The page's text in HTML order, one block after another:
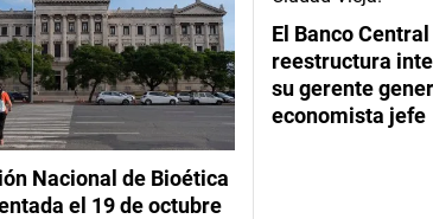
Nacional de Bioética
el 19 de octubre
El Banco
reestructura
su gerente
economista jefe